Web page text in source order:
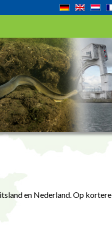
en Nederland. Op kortere